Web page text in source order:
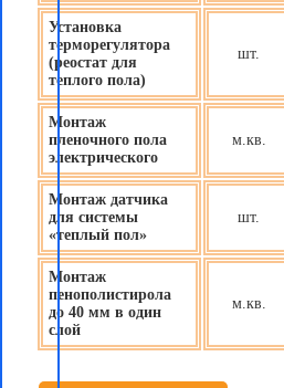
Установка
терморегулятора
(реостат для
теплого пола)
шт.
Монтаж
пленочного пола
электрического
м.кв.
Монтаж датчика
для системы
«теплый пол»
шт.
Монтаж
пенополистирола
до 40 мм в один
слой
м.кв.